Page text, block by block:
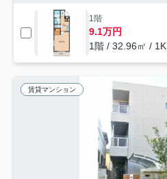
1階
9.1万円
1階 / 32.96㎡ / 1K
賃貸マンション